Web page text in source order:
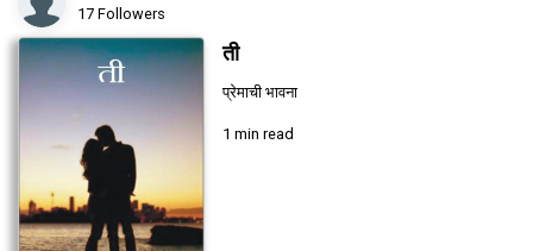
17 Followers
ती
प्रेमाची भावना
1 min read